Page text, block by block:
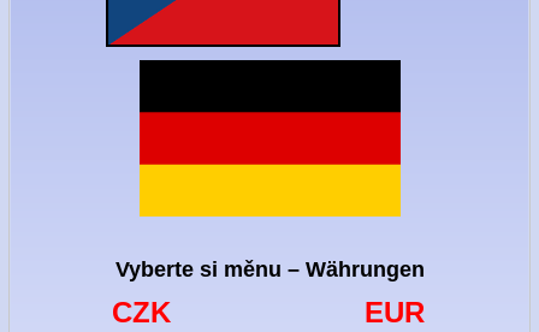
Vyberte si měnu – Währungen
CZK EUR